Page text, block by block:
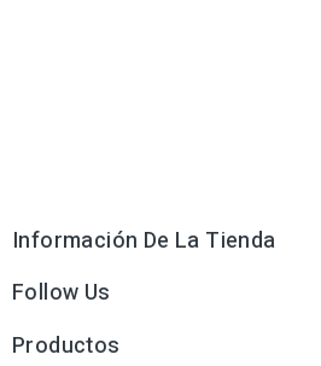
Información De La Tienda
Follow Us
Productos